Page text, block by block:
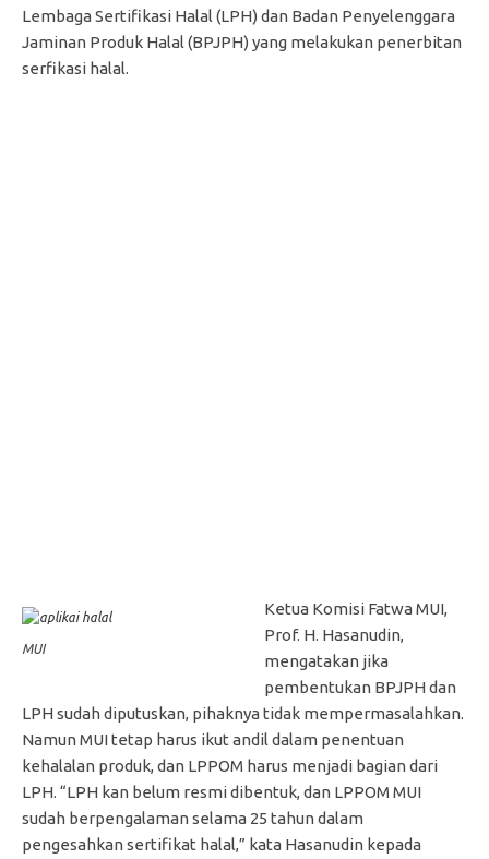
Lembaga Sertifikasi Halal (LPH) dan Badan Penyelenggara
Jaminan Produk Halal (BPJPH) yang melakukan penerbitan
serfikasi halal.
MUI
Ketua Komisi Fatwa MUI,
Prof. H. Hasanudin,
mengatakan jika
pembentukan BPJPH dan
LPH sudah diputuskan, pihaknya tidak mempermasalahkan.
Namun MUI tetap harus ikut andil dalam penentuan
kehalalan produk, dan LPPOM harus menjadi bagian dari
LPH. “LPH kan belum resmi dibentuk, dan LPPOM MUI
sudah berpengalaman selama 25 tahun dalam
pengesahkan sertifikat halal,” kata Hasanudin kepada